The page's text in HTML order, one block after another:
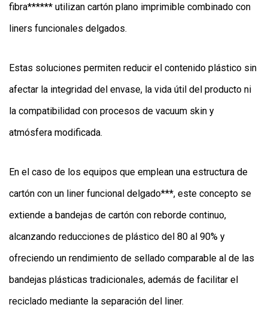
fibra****** utilizan cartón plano imprimible combinado con
liners funcionales delgados.
Estas soluciones permiten reducir el contenido plástico sin
afectar la integridad del envase, la vida útil del producto ni
la compatibilidad con procesos de vacuum skin y
atmósfera modificada.
En el caso de los equipos que emplean una estructura de
cartón con un liner funcional delgado***, este concepto se
extiende a bandejas de cartón con reborde continuo,
alcanzando reducciones de plástico del 80 al 90% y
ofreciendo un rendimiento de sellado comparable al de las
bandejas plásticas tradicionales, además de facilitar el
reciclado mediante la separación del liner.